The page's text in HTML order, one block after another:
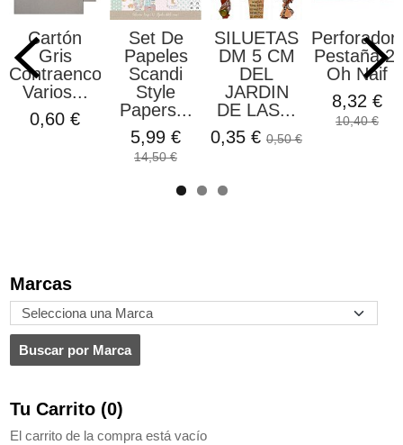
Marcas
Tu Carrito (0)
El carrito de la compra está vacío
Cartón
Gris
Contraencolado
Varios...
0,60 €
Set De
Papeles
Scandi
Style
Papers...
5,99 €
14,50 €
SILUETAS
DM 5 CM
DEL
JARDIN
DE LAS...
0,35 € 0,50 €
Pestaña 2"
Oh Naif
8,32 €
10,40 €